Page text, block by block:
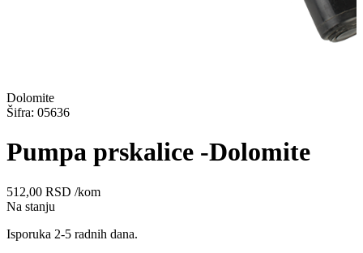
Dolomite
Šifra: 05636
Pumpa prskalice -Dolomite
512,00 RSD /kom
Na stanju
Isporuka 2-5 radnih dana.